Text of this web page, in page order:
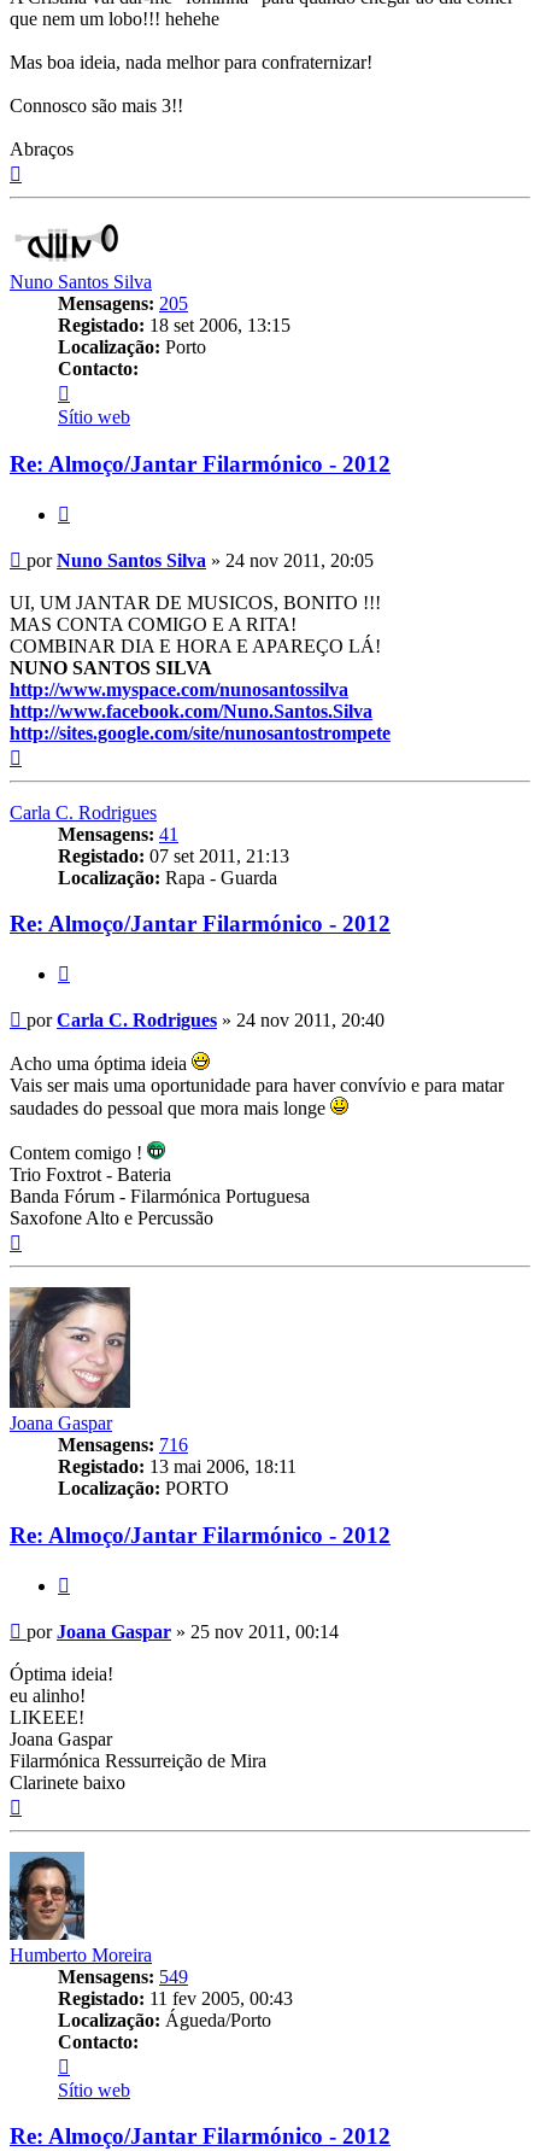
que nem um lobo!!! hehehe
Mas boa ideia, nada melhor para confraternizar!
Connosco são mais 3!!
Abraços
Nuno Santos Silva
Mensagens: 205
Registado: 18 set 2006, 13:15
Localização: Porto
Contacto:
Nuno
Santos
Silva
Sítio web
Re: Almoço/Jantar Filarmónico - 2012
Mensagem
porNuno Santos Silva » 24 nov 2011, 20:05
UI, UM JANTAR DE MUSICOS, BONITO !!!
MAS CONTA COMIGO E A RITA!
COMBINAR DIA E HORA E APAREÇO LÁ!
NUNO SANTOS SILVA
http://www.myspace.com/nunosantossilva
http://www.facebook.com/Nuno.Santos.Silva
http://sites.google.com/site/nunosantostrompete
Carla C. Rodrigues
Mensagens: 41
Registado: 07 set 2011, 21:13
Localização: Rapa - Guarda
Re: Almoço/Jantar Filarmónico - 2012
Mensagem
porCarla C. Rodrigues » 24 nov 2011, 20:40
Acho uma óptima ideia
Vais ser mais uma oportunidade para haver convívio e para matar
saudades do pessoal que mora mais longe
Contem comigo !
Trio Foxtrot - Bateria
Banda Fórum - Filarmónica Portuguesa
Saxofone Alto e Percussão
Joana Gaspar
Mensagens: 716
Registado: 13 mai 2006, 18:11
Localização: PORTO
Re: Almoço/Jantar Filarmónico - 2012
Mensagem
porJoana Gaspar » 25 nov 2011, 00:14
Óptima ideia!
eu alinho!
LIKEEE!
Joana Gaspar
Filarmónica Ressurreição de Mira
Clarinete baixo
Humberto Moreira
Mensagens: 549
Registado: 11 fev 2005, 00:43
Localização: Águeda/Porto
Contacto:
Humberto
Moreira
Sítio web
Re: Almoço/Jantar Filarmónico - 2012